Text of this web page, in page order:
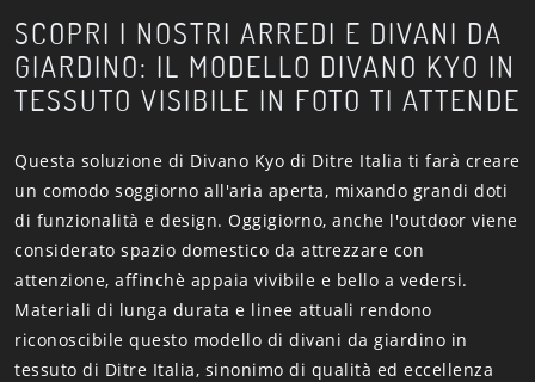
SCOPRI I NOSTRI ARREDI E DIVANI DA
GIARDINO: IL MODELLO DIVANO KYO IN
TESSUTO VISIBILE IN FOTO TI ATTENDE
Questa soluzione di Divano Kyo di Ditre Italia ti farà creare
un comodo soggiorno all'aria aperta, mixando grandi doti
di funzionalità e design. Oggigiorno, anche l'outdoor viene
considerato spazio domestico da attrezzare con
attenzione, affinchè appaia vivibile e bello a vedersi.
Materiali di lunga durata e linee attuali rendono
riconoscibile questo modello di divani da giardino in
tessuto di Ditre Italia, sinonimo di qualità ed eccellenza